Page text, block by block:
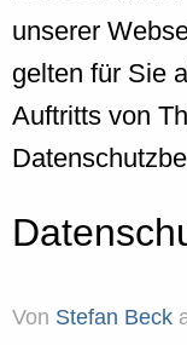
unserer
gelten für Sie
Auftritts von
Von Stefan Beck